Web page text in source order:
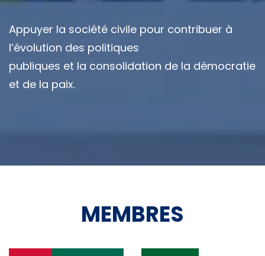
Appuyer la société civile pour contribuer à
l’évolution des politiques
publiques et la consolidation de la démocratie
et de la paix.
MEMBRES